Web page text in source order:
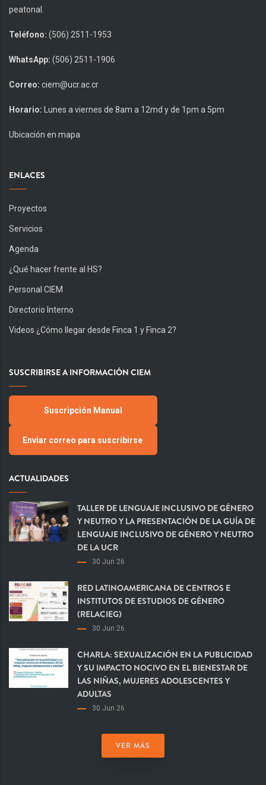
peatonal.
Teléfono: (506) 2511-1953
WhatsApp: (506) 2511-1906
Correo: ciem@ucr.ac.cr
Horario: Lunes a viernes de 8am a 12md y de 1pm a 5pm
Ubicación en mapa
ENLACES
Proyectos
Servicios
Agenda
¿Qué hacer frente al HS?
Personal CIEM
Directorio Interno
Videos ¿Cómo llegar desde Finca 1 y Finca 2?
SUSCRIBIRSE A INFORMACIÓN CIEM
Suscripción Manual
Enviar correo para suscribirse
ACTUALIDADES
TALLER DE LENGUAJE INCLUSIVO DE GÉNERO
Y NEUTRO Y LA PRESENTACIÓN DE LA GUÍA DE
LENGUAJE INCLUSIVO DE GÉNERO Y NEUTRO
DE LA UCR
30 Jun 26
RED LATINOAMERICANA DE CENTROS E
INSTITUTOS DE ESTUDIOS DE GÉNERO
(RELACIEG)
30 Jun 26
CHARLA: SEXUALIZACIÓN EN LA PUBLICIDAD
Y SU IMPACTO NOCIVO EN EL BIENESTAR DE
LAS NIÑAS, MUJERES ADOLESCENTES Y
ADULTAS
30 Jun 26
VER MÁS